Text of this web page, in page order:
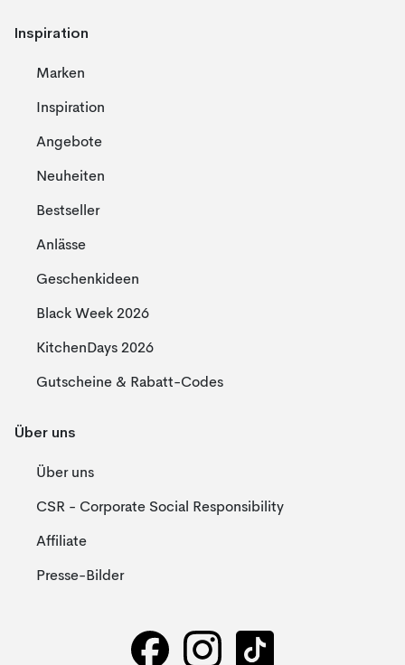
Inspiration
Marken
Inspiration
Angebote
Neuheiten
Bestseller
Anlässe
Geschenkideen
Black Week 2026
KitchenDays 2026
Gutscheine & Rabatt-Codes
Über uns
Über uns
CSR - Corporate Social Responsibility
Affiliate
Presse-Bilder